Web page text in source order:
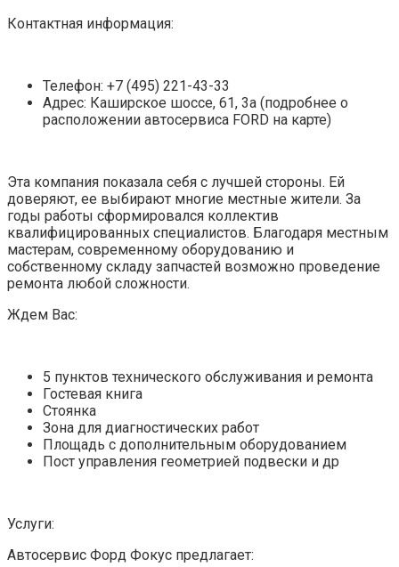
Контактная информация:
Телефон: +7 (495) 221-43-33
Адрес: Каширское шоссе, 61, 3а (подробнее о
расположении автосервиса FORD на карте)
Эта компания показала себя с лучшей стороны. Ей
доверяют, ее выбирают многие местные жители. За
годы работы сформировался коллектив
квалифицированных специалистов. Благодаря местным
мастерам, современному оборудованию и
собственному складу запчастей возможно проведение
ремонта любой сложности.
Ждем Вас:
5 пунктов технического обслуживания и ремонта
Гостевая книга
Стоянка
Зона для диагностических работ
Площадь с дополнительным оборудованием
Пост управления геометрией подвески и др
Услуги:
Автосервис Форд Фокус предлагает: